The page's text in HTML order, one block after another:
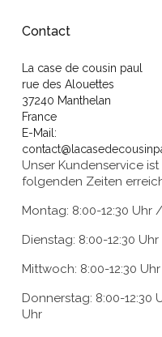
Contact
La case de cousin paul
rue des Alouettes
37240 Manthelan
France
E-Mail:
Unser Kundenservice
folgenden Zeiten
Montag: 8:00-12:30 Uhr
Dienstag: 8:00-12:30
Mittwoch: 8:00-12:30 Uhr
Donnerstag: 8:00-12:30
Uhr